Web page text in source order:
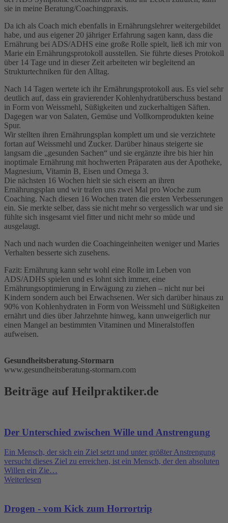
sie in meine Beratung/Coachingpraxis.
Da ich als Coach mich ebenfalls in Ernährungslehrer weitergebildet
habe, und aus eigener 20 jähriger Erfahrung sagen kann, dass die
Ernährung bei ADS/ADHS eine große Rolle spielt, ließ ich mir von
Marie ein Ernährungsprotokoll ausstellen. Sie führte dieses Protokoll
über 14 Tage und in dieser Zeit arbeiteten wir begleitend an
Strukturtechniken für den Alltag.
Nach 14 Tagen wertete ich ihr Ernährungsprotokoll aus. Es viel sehr
deutlich auf, dass ein gravierender Kohlenhydratüberschuss bestand
in Form von Weissmehl, Süßigkeiten und zuckerhaltigen Säften.
Dagegen war von Salaten, Gemüse und Vollkornprodukten keine
Spur.
Wir stellten ihren Ernährungsplan komplett um und sie verzichtete
fortan auf Weissmehl und Zucker. Darüber hinaus steigerte sie
langsam die „gesunden Sachen“ und sie ergänzte ihre bis hier hin
inoptimale Ernährung mit hochwerten Präparaten aus der Apotheke,
Magnesium, Vitamin B, Eisen und Omega 3.
Die nächsten 16 Wochen hielt sie sich eisern an ihren
Ernährungsplan und wir trafen uns zwei Mal pro Woche zum
Coaching. Nach diesen 16 Wochen traten die ersten Verbesserungen
ein. Sie merkte selber, dass sie nicht mehr so vergesslich war und sie
fühlte sich insgesamt viel fitter und nicht mehr so müde und
ausgelaugt.
Nach und nach wurden die Coachingeinheiten weniger und Maries
Verhalten besserte sich zusehens.
Fazit: Ernährung kann sehr wohl eine Rolle im Leben von
ADS/ADHS spielen und es lohnt sich immer, eine
Ernährungsoptimierung in Erwägung zu ziehen – nicht nur bei
Kindern sondern auch bei Erwachsenen. Wer sich darüber hinaus zu
90% von Kohlenhydraten in Form von Weissmehl und Süßigkeiten
ernährt und dies über Jahrzehnte hinweg, kann unweigerlich nur
einen Mangel an bestimmten Vitaminen und Mineralstoffen
aufweisen.
Gesundheitsberatung-Stormarn
www.gesundheitsberatung-stormarn.com
Beiträge auf Heilpraktiker.de
Der Unterschied zwischen Wille und Anstrengung
Ein Mensch, der sich ein Ziel setzt und unter größter Anstrengung
versucht dieses Ziel zu erreichen, ist ein Mensch, der den absoluten
Willen ein Zie…
Weiterlesen
Drogen - vom Kick zum Horrortrip